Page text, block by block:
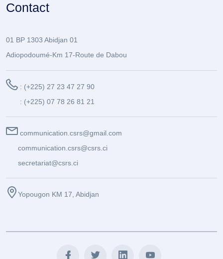
Contact
01 BP 1303 Abidjan 01
Adiopodoumé-Km 17-Route de Dabou
: (+225) 27 23 47 27 90
: (+225) 07 78 26 81 21
communication.csrs@gmail.com
communication.csrs@csrs.ci
secretariat@csrs.ci
Yopougon KM 17, Abidjan